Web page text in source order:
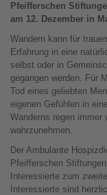
Pfeifferschen
am 12. Dezember in
Wandern kann für
Erfahrung in eine
selbst oder in
gegangen werden. Für
Tod eines geliebten
eigenen Gefühlen in
Wanderns regen immer
wahrzunehmen.
Der Ambulante
Pfeifferschen
Interessierte zum
Interessierte sind